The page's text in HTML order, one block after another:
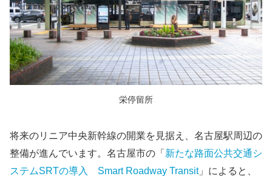
栄停留所
将来のリニア中央新幹線の開業を見据え、名古屋駅周辺の
整備が進んでいます。名古屋市の「 新たな路面公共交通シ
ステムSRTの導入 Smart Roadway Transit」によると、